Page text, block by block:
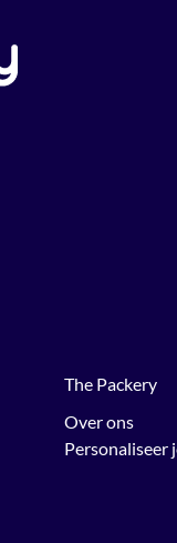
The Packery
Over ons
Personaliseer